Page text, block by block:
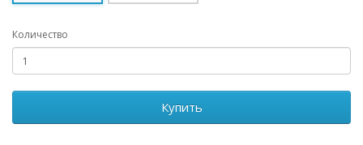
Количество
Купить